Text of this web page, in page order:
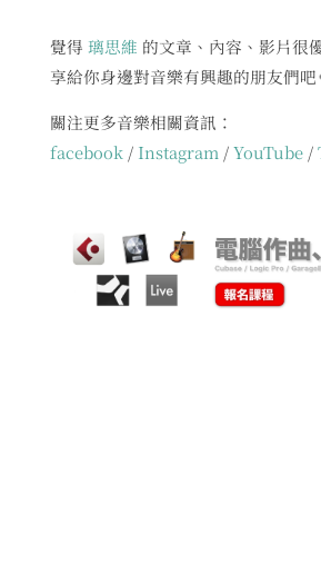
覺得 璃思維 的文章、內容、影片很
享給你身邊對音樂有興趣的朋友們吧
關注更多音樂相關資訊：
facebook/ Instagram/YouTube/